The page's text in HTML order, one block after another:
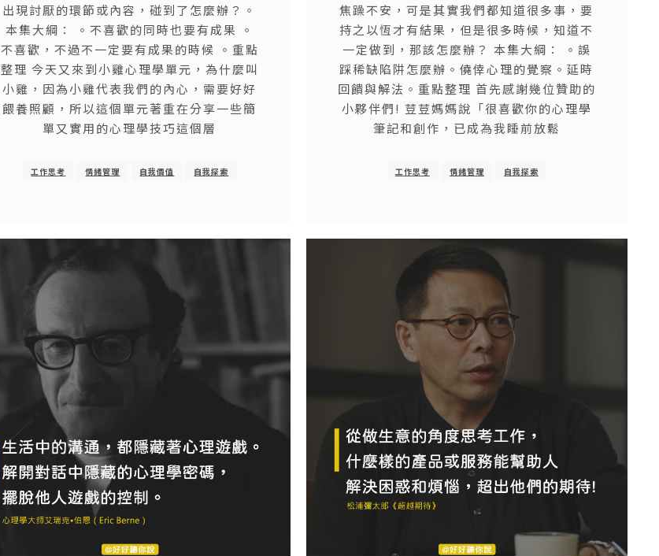
出現討厭的環節或內容，碰到了怎麼辦？。
本集大綱： 。不喜歡的同時也要有成果 。
不喜歡，不過不一定要有成果的時候 。重點
整理 今天又來到小雞心理學單元，為什麼叫
小雞，因為小雞代表我們的內心，需要好好
餵養照顧，所以這個單元著重在分享一些簡
單又實用的心理學技巧這個層
工作思考 情緒管理 自我價值 自我探索
焦躁不安，可是其實我們都知道很多事，要
持之以恆才有結果，但是很多時候，知道不
一定做到，那該怎麼辦？ 本集大綱： 。誤
踩稀缺陷阱怎麼辦。僥倖心理的覺察。延時
回饋與解法。重點整理 首先感謝幾位贊助的
小夥伴們! 荳荳媽媽說「很喜歡你的心理學
筆記和創作，已成為我睡前放鬆
工作思考 情緒管理 自我探索